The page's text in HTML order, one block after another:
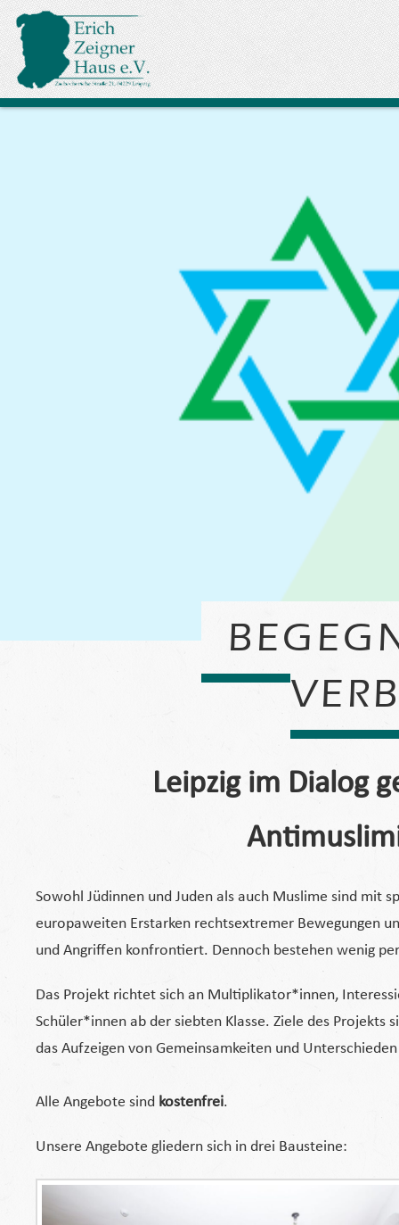
Leipzig im Dialog
Sowohl Jüdinnen und Juden als auch Muslime sind mit
europaweiten Erstarken rechtsextremer Bewegungen
und Angriffen konfrontiert. Dennoch bestehen wenig
Das Projekt richtet sich an Multiplikator*innen,
Schüler*innen ab der siebten Klasse. Ziele des Projekts
das Aufzeigen von Gemeinsamkeiten und
Alle Angebote sind kostenfrei.
Unsere Angebote gliedern sich in drei Bausteine: